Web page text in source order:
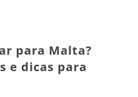
para Malta?
e dicas para